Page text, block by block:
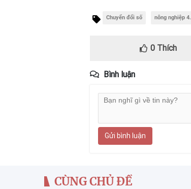
Chuyển đổi số nông nghiệp
0Thích
Bình luận
Gửi bình luận
CÙNG CHỦ ĐỀ